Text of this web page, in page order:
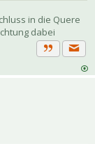
in die Quere
dabei
Zitat